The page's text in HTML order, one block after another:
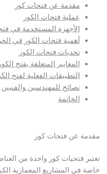
مقدمة عن فتحات كور
عملية فتحات الكور
الأجهزة المستخدمة في فتحات
أهمية فتحات الكور في
تحديات فتحات الكور
المعايير المتعلقة بفتح الكور
التطبيقات الفعلية لفتح الكور
نصائح للمهندسين والفنيين
الخاتمة
عن فتحات كور
فتحيات كور واحدة من العناصر
في المشاريع المعمارية الكبرى.